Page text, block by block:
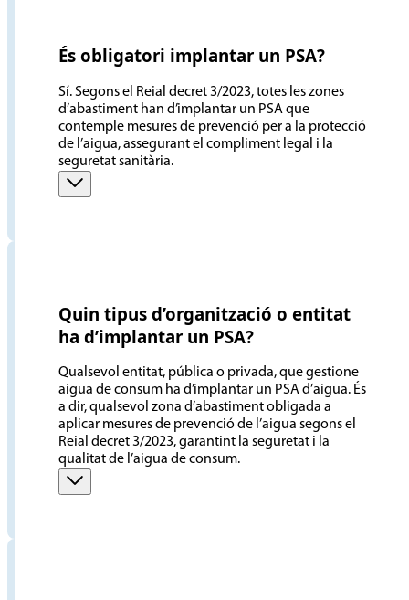
És obligatori implantar un PSA?
Sí. Segons el Reial decret 3/2023, totes les zones
d’abastiment han d’implantar un PSA que
contemple mesures de prevenció per a la protecció
de l’aigua, assegurant el compliment legal i la
seguretat sanitària.
Quin tipus d’organització o entitat
ha d’implantar un PSA?
Qualsevol entitat, pública o privada, que gestione
aigua de consum ha d’implantar un PSA d’aigua. És
a dir, qualsevol zona d’abastiment obligada a
aplicar mesures de prevenció de l’aigua segons el
Reial decret 3/2023, garantint la seguretat i la
qualitat de l’aigua de consum.